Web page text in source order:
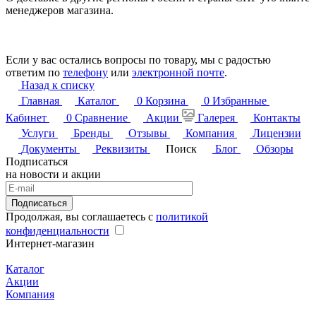
менеджеров магазина.
Если у вас остались вопросы по товару, мы с радостью
ответим по телефону или электронной почте.
Назад к списку
Главная
Каталог 0 Корзина 0 Избранные
Кабинет
0 Сравнение Акции Галерея
Контакты
Услуги
Бренды Отзывы Компания
Лицензии
Документы
Реквизиты Поиск Блог
Обзоры
Подписаться
на новости и акции
Подписаться
Продолжая, вы соглашаетесь с политикой
конфиденциальности
Интернет-магазин
Каталог
Акции
Компания